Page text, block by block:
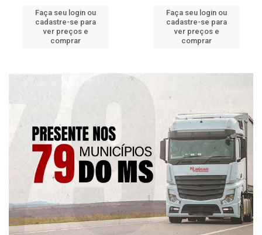
Faça seu login ou
cadastre-se para
ver preços e
comprar
Faça seu login ou
cadastre-se para
ver preços e
comprar